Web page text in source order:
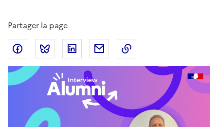
Partager la page
Partager sur Facebook
Partager sur Bluesky
Partager sur LinkedIn
Partager par email